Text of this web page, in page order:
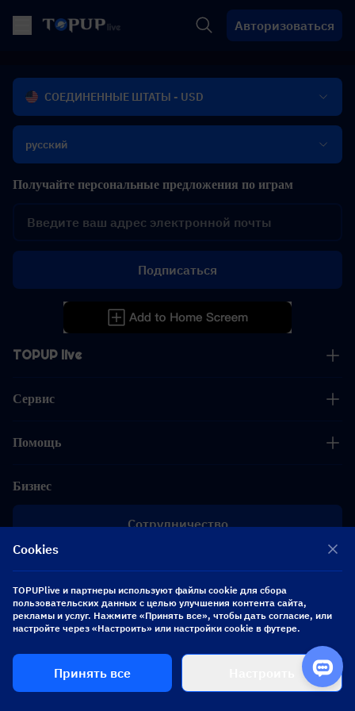
Авторизоваться
СОЕДИНЕННЫЕ ШТАТЫ - USD
русский
TOPUP live
Сервис
Помощь
Бизнес
Сотрудничество
[email protected]
Получайте персональные предложения по играм
Подписаться
Подписывайтесь на нас
Copyright 2026 SEA WHALE TECHNOLOGY PTE.LTD. All Rights Reserved.
Cookies
TOPUPlive и партнеры используют файлы cookie для сбора
пользовательских данных с целью улучшения контента сайта,
рекламы и услуг. Нажмите «Принять все», чтобы дать согласие, или
настройте через «Настроить» или настройки cookie в футере.
Принять все